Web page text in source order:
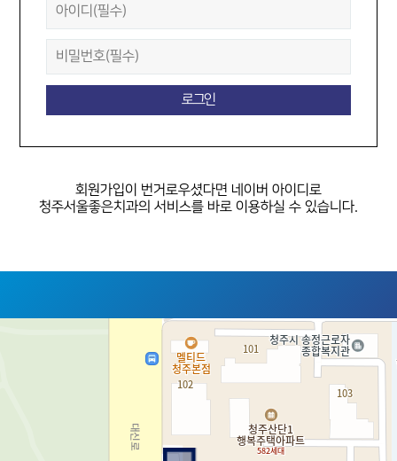
회원가입이 번거로우셨다면 네이버 아이디로
청주서울좋은치과의 서비스를 바로 이용하실 수 있습니다.